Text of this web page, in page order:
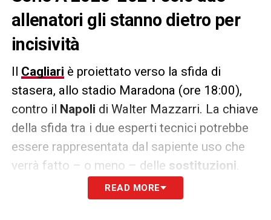
allenatori gli stanno dietro per
incisività
Il Cagliari è proiettato verso la sfida di
stasera, allo stadio Maradona (ore 18:00),
contro il Napoli di Walter Mazzarri. La chiave
della sfida tra i due esperti tecnici potrebbe
essere rappresentata dal sapiente uso che
verrà fatto – o meno – delle sostituzioni
In questa specifica, riporta l’edizione odierna
READ MORE